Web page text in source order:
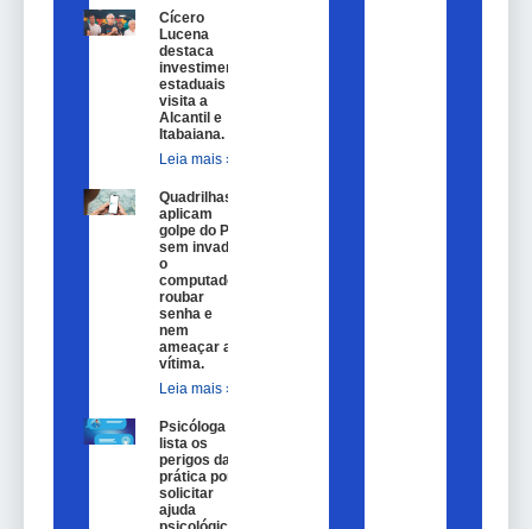
Cícero
Lucena
destaca
investimentos
estaduais em
visita a
Alcantil e
Itabaiana.
Leia mais »
Quadrilhas
aplicam
golpe do Pix
sem invadir
o
computador,
roubar
senha e
nem
ameaçar a
vítima.
Leia mais »
Psicóloga
lista os
perigos da
prática por
solicitar
ajuda